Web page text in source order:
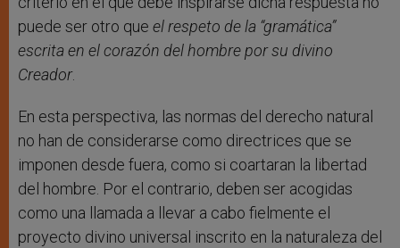
puede ser otro que el respeto de la “gramática”
escrita en el corazón del hombre por su divino
Creador.
En esta perspectiva, las normas del derecho natural
no han de considerarse como directrices que se
imponen desde fuera, como si coartaran la libertad
del hombre. Por el contrario, deben ser acogidas
como una llamada a llevar a cabo fielmente el
proyecto divino universal inscrito en la naturaleza del